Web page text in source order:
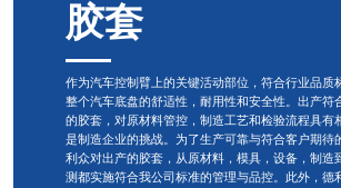
胶套
作为汽车控制臂上的关键活动部位，符合行业品质
整个汽车底盘的舒适性，耐用性和安全性。出产符
的胶套，对原材料管控，制造工艺和检验流程具有
是制造企业的挑战。为了生产可靠与符合客户期待
利众对出产的胶套，从原材料，模具，设备，制造
测都实施符合我公司标准的管理与品控。此外，德